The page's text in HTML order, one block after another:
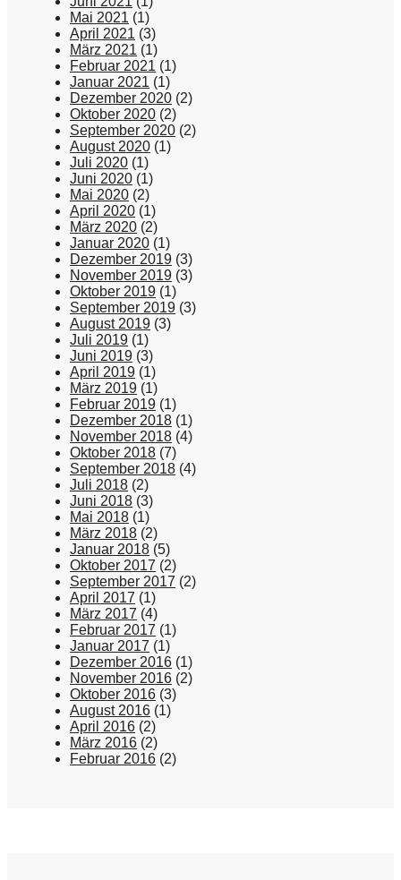
Mai 2021 (1)
April 2021 (3)
März 2021 (1)
Februar 2021 (1)
Januar 2021 (1)
Dezember 2020 (2)
Oktober 2020 (2)
September 2020 (2)
August 2020 (1)
Juli 2020 (1)
Juni 2020 (1)
Mai 2020 (2)
April 2020 (1)
März 2020 (2)
Januar 2020 (1)
Dezember 2019 (3)
November 2019 (3)
Oktober 2019 (1)
September 2019 (3)
August 2019 (3)
Juli 2019 (1)
Juni 2019 (3)
April 2019 (1)
März 2019 (1)
Februar 2019 (1)
Dezember 2018 (1)
November 2018 (4)
Oktober 2018 (7)
September 2018 (4)
Juli 2018 (2)
Juni 2018 (3)
Mai 2018 (1)
März 2018 (2)
Januar 2018 (5)
Oktober 2017 (2)
September 2017 (2)
April 2017 (1)
März 2017 (4)
Februar 2017 (1)
Januar 2017 (1)
Dezember 2016 (1)
November 2016 (2)
Oktober 2016 (3)
August 2016 (1)
April 2016 (2)
März 2016 (2)
Februar 2016 (2)